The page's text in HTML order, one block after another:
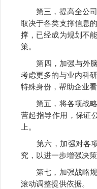
第三，提高全公司
取决于各类支撑信息
撑，已经成为规划不
策。
第四，加强与外脑
考虑更多的与业内科
特殊身份，帮助企业
第五，将各项战略
营起指导作用，保证
上。
第六，加强对各项
究，以进一步增强决
第七，加强战略规
滚动调整提供依据。